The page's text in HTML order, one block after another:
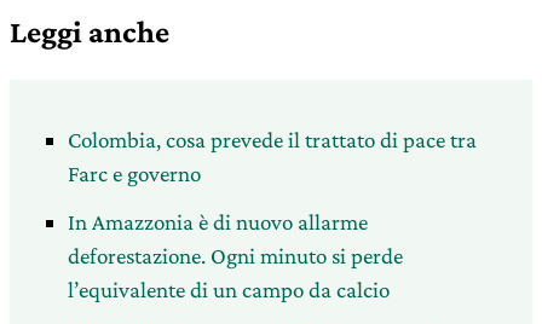
Leggi anche
Colombia, cosa prevede il trattato di pace tra
Farc e governo
In Amazzonia è di nuovo allarme
deforestazione. Ogni minuto si perde
l’equivalente di un campo da calcio